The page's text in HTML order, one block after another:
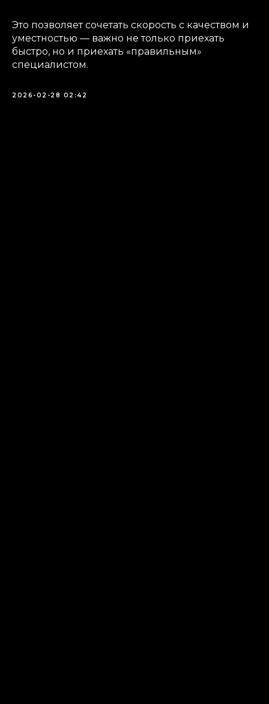
Это позволяет сочетать скорость с качеством и
уместностью — важно не только приехать
быстро, но и приехать «правильным»
специалистом.
2026-02-28 02:42